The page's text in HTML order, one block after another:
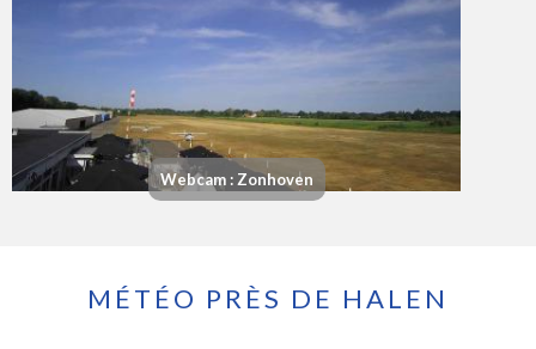
Webcam : Zonhoven
MÉTÉO PRÈS DE HALEN